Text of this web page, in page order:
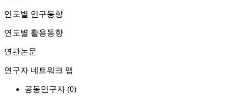
연도별 연구동향
연도별 활용동향
연관논문
연구자 네트워크 맵
공동연구자 (0)